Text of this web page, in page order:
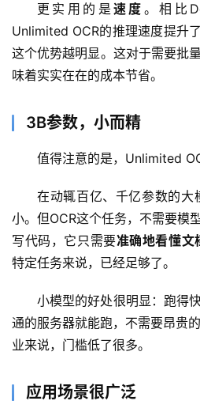
行
教
程
型
框
更实用的是 速度 。相比
Unlimited OCR的推理速度提升
这个优势越明显。这对于需要批
味着实实在在的成本节省。
3B参数，小而精
值得注意的是，Unlimited
在动辄百亿、千亿参数的
小。但OCR这个任务，不需要模
写代码，它只需要准确地看懂文
特定任务来说，已经足够了。
小模型的好处很明显：跑得
通的服务器就能跑，不需要昂贵
业来说，门槛低了很多。
应用场景很广泛